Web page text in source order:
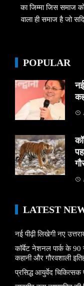
का जिम्मा जिस समाज
वाला ही समाज है जो
POPULAR
LATEST
नई पीढ़ी लिखेगी नए
कॉर्बेट नेशनल पार्क के
कहानी और गौरवशाली
प्रसिद्ध आयुर्वेद